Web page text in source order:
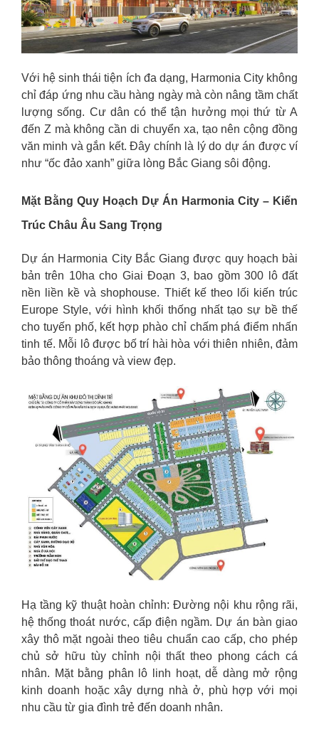
Với hệ sinh thái tiện ích đa dạng, Harmonia City không
chỉ đáp ứng nhu cầu hàng ngày mà còn nâng tầm chất
lượng sống. Cư dân có thể tận hưởng mọi thứ từ A
đến Z mà không cần di chuyển xa, tạo nên cộng đồng
văn minh và gắn kết. Đây chính là lý do dự án được ví
như “ốc đảo xanh” giữa lòng Bắc Giang sôi động.
Mặt Bằng Quy Hoạch Dự Án Harmonia City – Kiến
Trúc Châu Âu Sang Trọng
Dự án Harmonia City Bắc Giang được quy hoạch bài
bản trên 10ha cho Giai Đoạn 3, bao gồm 300 lô đất
nền liền kề và shophouse. Thiết kế theo lối kiến trúc
Europe Style, với hình khối thống nhất tạo sự bề thế
cho tuyến phố, kết hợp phào chỉ chấm phá điểm nhấn
tinh tế. Mỗi lô được bố trí hài hòa với thiên nhiên, đảm
bảo thông thoáng và view đẹp.
Hạ tầng kỹ thuật hoàn chỉnh: Đường nội khu rộng rãi,
hệ thống thoát nước, cấp điện ngầm. Dự án bàn giao
xây thô mặt ngoài theo tiêu chuẩn cao cấp, cho phép
chủ sở hữu tùy chỉnh nội thất theo phong cách cá
nhân. Mặt bằng phân lô linh hoạt, dễ dàng mở rộng
kinh doanh hoặc xây dựng nhà ở, phù hợp với mọi
nhu cầu từ gia đình trẻ đến doanh nhân.